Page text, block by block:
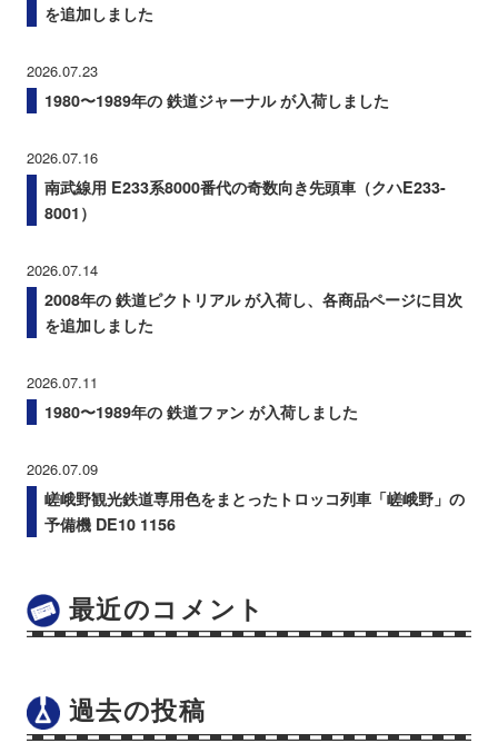
を追加しました
2026.07.23
1980〜1989年の 鉄道ジャーナル が入荷しました
2026.07.16
南武線用 E233系8000番代の奇数向き先頭車（クハE233-
8001）
2026.07.14
2008年の 鉄道ピクトリアル が入荷し、各商品ページに目次
を追加しました
2026.07.11
1980〜1989年の 鉄道ファン が入荷しました
2026.07.09
嵯峨野観光鉄道専用色をまとったトロッコ列車「嵯峨野」の
予備機 DE10 1156
最近のコメント
過去の投稿